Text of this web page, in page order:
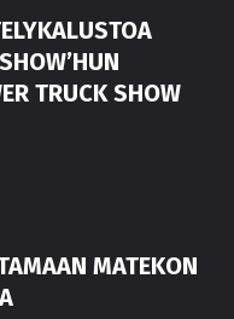
TRUCK SHOW
MATEKON